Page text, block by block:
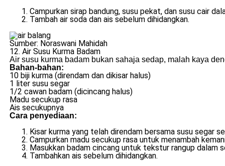
Campurkan sirap bandung, susu pekat, dan susu cair
Tambah air soda dan ais sebelum dihidangkan.
Sumber: Noraswani Mahidah
12. Air Susu Kurma Badam
Air susu kurma badam bukan sahaja sedap, malah kaya
Bahan-bahan:
10 biji kurma (direndam dan dikisar halus)
1 liter susu segar
1/2 cawan badam (dicincang halus)
Madu secukup rasa
Ais secukupnya
Cara penyediaan:
Kisar kurma yang telah direndam bersama susu segar
Campurkan madu secukup rasa untuk menambah
Masukkan badam cincang untuk tekstur rangup dalam
Tambahkan ais sebelum dihidangkan.